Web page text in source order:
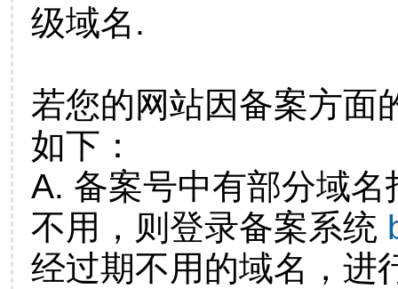
级域名.
若您的网站因备案方面
如下：
A. 备案号中有部分域
不用，则登录备案系统
经过期不用的域名，进